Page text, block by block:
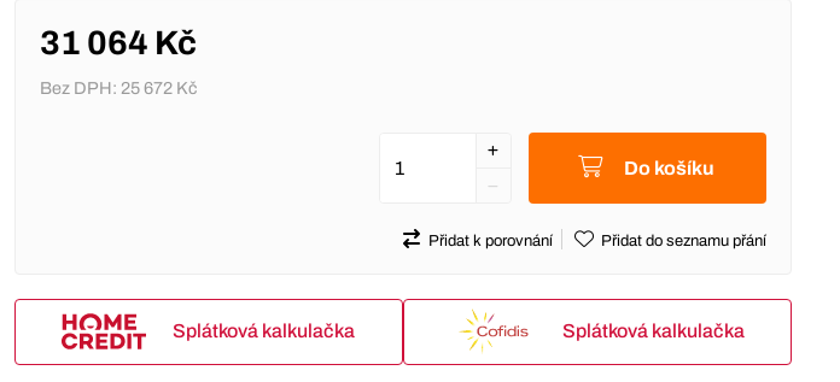
31 064 Kč
Bez DPH: 25 672 Kč
Do košíku
Přidat k porovnání Přidat do seznamu přání
Splátková kalkulačka Splátková kalkulačka